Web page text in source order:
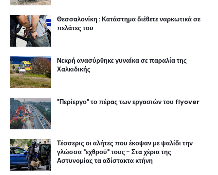
Θεσσαλονίκη : Κατάστημα διέθετε ναρκωτικά σε
πελάτες του
Νεκρή ανασύρθηκε γυναίκα σε παραλία της
Χαλκιδικής
"Περίεργο" το πέρας των εργασιών του flyover
Τέσσερις οι αλήτες που έκοψαν με ψαλίδι την
γλώσσα "εχθρού" τους - Στα χέρια της
Αστυνομίας τα αδίστακτα κτήνη